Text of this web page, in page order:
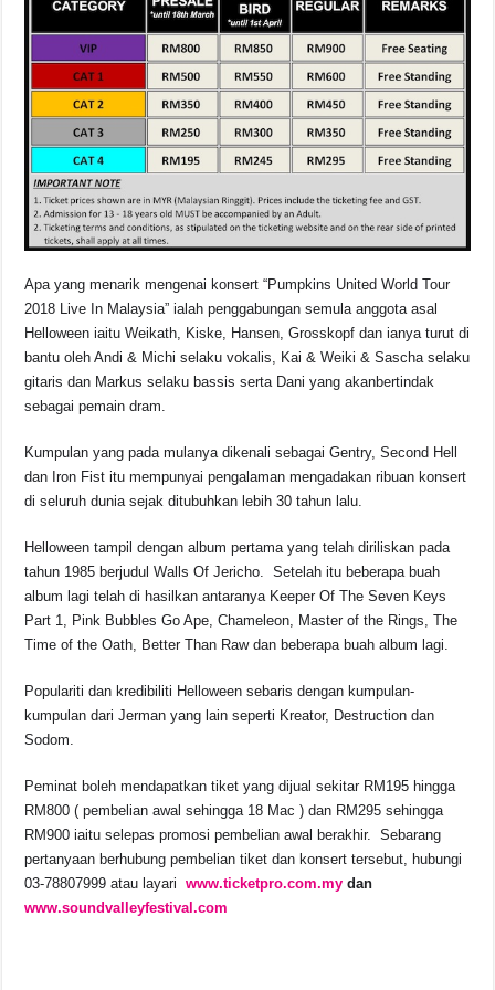
Apa yang menarik mengenai konsert “Pumpkins United World Tour
2018 Live In Malaysia” ialah penggabungan semula anggota asal
Helloween iaitu Weikath, Kiske, Hansen, Grosskopf dan ianya turut di
bantu oleh Andi & Michi selaku vokalis, Kai & Weiki & Sascha selaku
gitaris dan Markus selaku bassis serta Dani yang akanbertindak
sebagai pemain dram.
Kumpulan yang pada mulanya dikenali sebagai Gentry, Second Hell
dan Iron Fist itu mempunyai pengalaman mengadakan ribuan konsert
di seluruh dunia sejak ditubuhkan lebih 30 tahun lalu.
Helloween tampil dengan album pertama yang telah diriliskan pada
tahun 1985 berjudul Walls Of Jericho. Setelah itu beberapa buah
album lagi telah di hasilkan antaranya Keeper Of The Seven Keys
Part 1, Pink Bubbles Go Ape, Chameleon, Master of the Rings, The
Time of the Oath, Better Than Raw dan beberapa buah album lagi.
Populariti dan kredibiliti Helloween sebaris dengan kumpulan-
kumpulan dari Jerman yang lain seperti Kreator, Destruction dan
Sodom.
Peminat boleh mendapatkan tiket yang dijual sekitar RM195 hingga
RM800 ( pembelian awal sehingga 18 Mac ) dan RM295 sehingga
RM900 iaitu selepas promosi pembelian awal berakhir. Sebarang
pertanyaan berhubung pembelian tiket dan konsert tersebut, hubungi
03-78807999 atau layari
www.ticketpro.com.my dan
www.soundvalleyfestival.com